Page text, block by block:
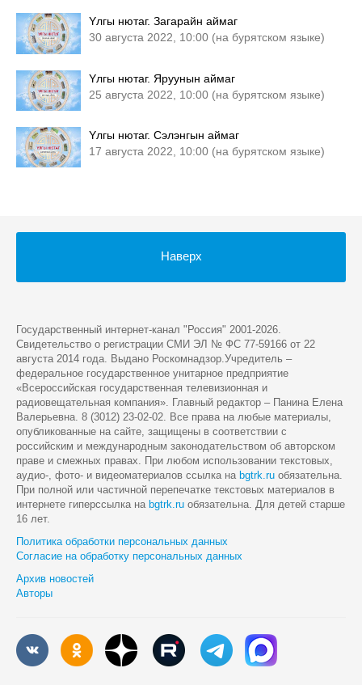
Yлгы нютаг. Загарайн аймаг
30 августа 2022, 10:00 (на бурятском языке)
Yлгы нютаг. Яруунын аймаг
25 августа 2022, 10:00 (на бурятском языке)
Yлгы нютаг. Сэлэнгын аймаг
17 августа 2022, 10:00 (на бурятском языке)
Наверх
Государственный интернет-канал "Россия" 2001-2026.
Cвидетельство о регистрации СМИ ЭЛ № ФС 77-59166 от 22
августа 2014 года. Выдано Роскомнадзор.Учредитель –
федеральное государственное унитарное предприятие
«Всероссийская государственная телевизионная и
радиовещательная компания». Главный редактор – Панина Елена
Валерьевна. 8 (3012) 23-02-02. Все права на любые материалы,
опубликованные на сайте, защищены в соответствии с
российским и международным законодательством об авторском
праве и смежных правах. При любом использовании текстовых,
аудио-, фото- и видеоматериалов ссылка на bgtrk.ru обязательна.
При полной или частичной перепечатке текстовых материалов в
интернете гиперссылка на bgtrk.ru обязательна. Для детей старше
16 лет.
Политика обработки персональных данных
Согласие на обработку персональных данных
Архив новостей
Авторы